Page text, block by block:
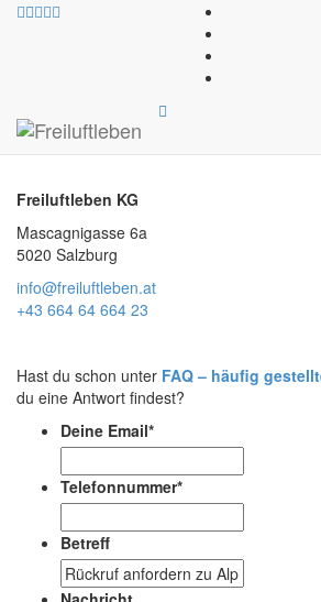
Kontakt
Freiluftleben KG
Mascagnigasse 6a
5020 Salzburg
info@freiluftleben.at
+43 664 64 664 23
Hast du schon unter FAQ – häufig
du eine Antwort findest?
Deine Email*
Telefonnummer*
Betreff